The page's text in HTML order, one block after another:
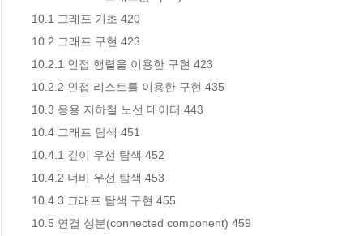
10.1 그래프 기초 420
10.2 그래프 구현 423
10.2.1 인접 행렬을 이용한 구현 423
10.2.2 인접 리스트를 이용한 구현 435
10.3 응용 지하철 노선 데이터 443
10.4 그래프 탐색 451
10.4.1 깊이 우선 탐색 452
10.4.2 너비 우선 탐색 453
10.4.3 그래프 탐색 구현 455
10.5 연결 성분(connected component) 459